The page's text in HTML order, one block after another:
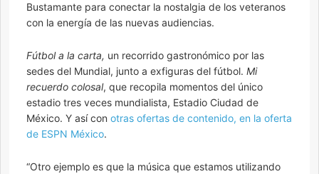
Bustamante para conectar la nostalgia de los veteranos
con la energía de las nuevas audiencias.
Fútbol a la carta, un recorrido gastronómico por las
sedes del Mundial, junto a exfiguras del fútbol. Mi
recuerdo colosal, que recopila momentos del único
estadio tres veces mundialista, Estadio Ciudad de
México. Y así con otras ofertas de contenido, en la oferta
de ESPN México.
“Otro ejemplo es que la música que estamos utilizando